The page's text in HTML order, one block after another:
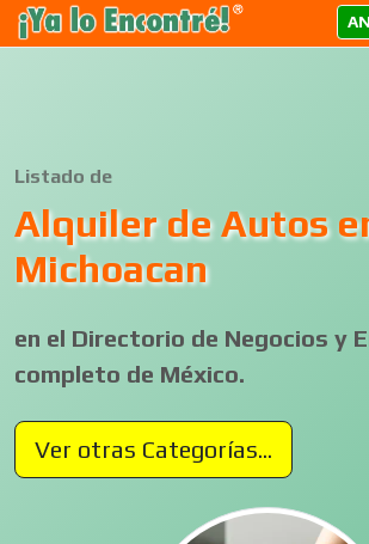
Listado de
Alquiler de Autos
Michoacan
en el Directorio de Negocios y
completo de México.
Ver otras Categorías...